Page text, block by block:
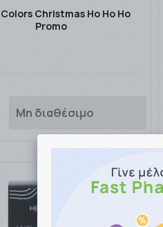
Christmas Ho Ho Ho
Promo
Μη διαθέσιμο